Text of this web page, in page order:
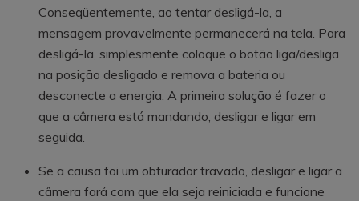
Conseqüentemente, ao tentar desligá-la, a
mensagem provavelmente permanecerá na tela. Para
desligá-la, simplesmente coloque o botão liga/desliga
na posição desligado e remova a bateria ou
desconecte a energia. A primeira solução é fazer o
que a câmera está mandando, desligar e ligar em
seguida.
Se a causa foi um obturador travado, desligar e ligar a
câmera fará com que ela seja reiniciada e funcione